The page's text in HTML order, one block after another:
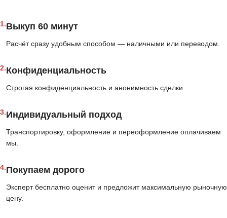
1.Выкуп 60 минут
Расчёт сразу удобным способом — наличными или переводом.
2.Конфиденциальность
Строгая конфиденциальность и анонимность сделки.
3.Индивидуальный подход
Транспортировку, оформление и переоформление оплачиваем
мы.
4.Покупаем дорого
Эксперт бесплатно оценит и предложит максимальную рыночную
цену.